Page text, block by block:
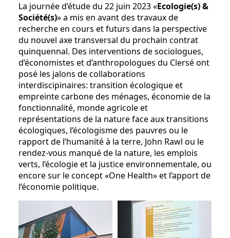
La journée d’étude du 22 juin 2023 «Ecologie(s) &
Société(s)» a mis en avant des travaux de
recherche en cours et futurs dans la perspective
du nouvel axe transversal du prochain contrat
quinquennal. Des inter­ventions de sociologues,
d’économistes et d’anthropo­logues du Clersé ont
posé les jalons de collaborations
interdiscipinaires: transition écologique et
empreinte carbone des ménages, économie de la
fonctionnalité, monde agricole et
représentations de la nature face aux transitions
écologiques, l’écologisme des pauvres ou le
rapport de l’humanité à la terre, John Rawl ou le
rendez-vous manqué de la nature, les emplois
verts, l’écologie et la justice environnementale, ou
encore sur le concept «One Health» et l’apport de
l’économie po­litique.